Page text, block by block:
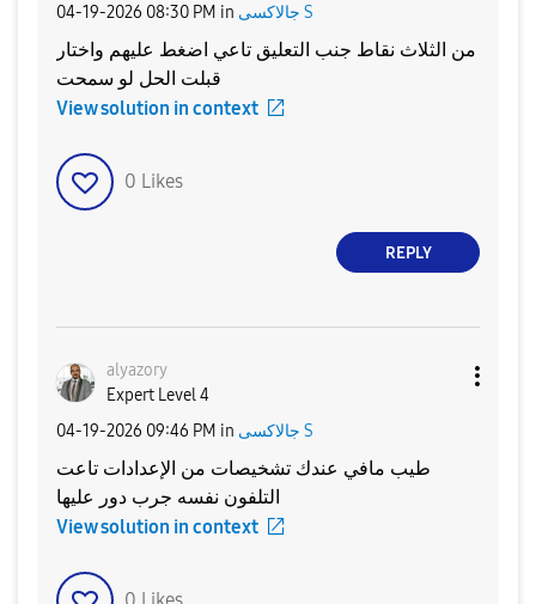
‎04-19-2026 08:30 PM in جالاكسى S
من الثلاث نقاط جنب التعليق تاعي اضغط عليهم واختار
قبلت الحل لو سمحت
View solution in context
0 Likes
REPLY
alyazory
Expert Level 4
‎04-19-2026 09:46 PM in جالاكسى S
طيب مافي عندك تشخيصات من الإعدادات تاعت
التلفون نفسه جرب دور عليها
View solution in context